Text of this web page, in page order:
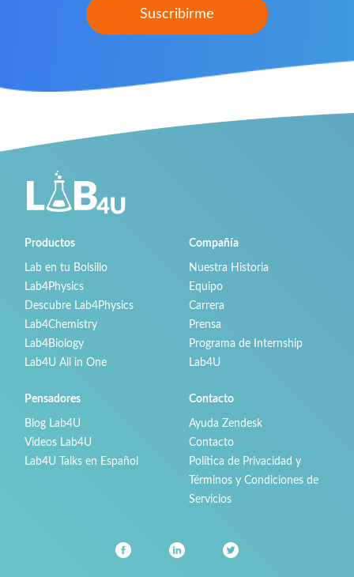
Productos
Lab en tu Bolsillo
Lab4Physics
Descubre Lab4Physics
Lab4Chemistry
Lab4Biology
Lab4U All in One
Compañía
Nuestra Historia
Equipo
Carrera
Prensa
Programa de Internship
Lab4U
Pensadores
Blog Lab4U
Videos Lab4U
Lab4U Talks en Español
Contacto
Ayuda Zendesk
Contacto
Política de Privacidad y
Términos y Condiciones de
Servicios